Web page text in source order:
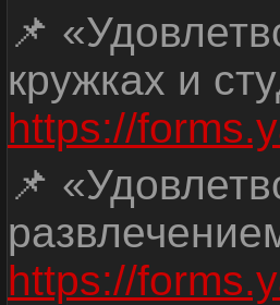
📌
кружках и
https://
📌
https://